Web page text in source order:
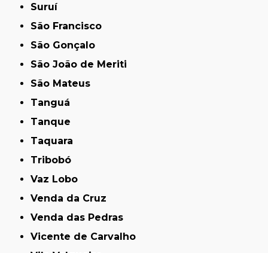
Suruí
São Francisco
São Gonçalo
São João de Meriti
São Mateus
Tanguá
Tanque
Taquara
Tribobó
Vaz Lobo
Venda da Cruz
Venda das Pedras
Vicente de Carvalho